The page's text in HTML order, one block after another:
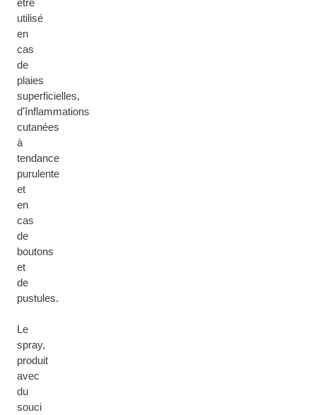
être
utilisé
en
cas
de
plaies
superficielles,
d'înflammations
cutanées
à
tendance
purulente
et
en
cas
de
boutons
et
de
pustules.
Le
spray,
produit
avec
du
souci